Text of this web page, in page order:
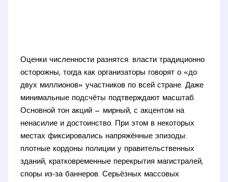
Оценки численности разнятся: власти традиционно
осторожны, тогда как организаторы говорят о «до
двух миллионов» участников по всей стране. Даже
минимальные подсчёты подтверждают масштаб.
Основной тон акций — мирный, с акцентом на
ненасилие и достоинство. При этом в некоторых
местах фиксировались напряжённые эпизоды:
плотные кордоны полиции у правительственных
зданий, кратковременные перекрытия магистралей,
споры из‑за баннеров. Серьёзных массовых